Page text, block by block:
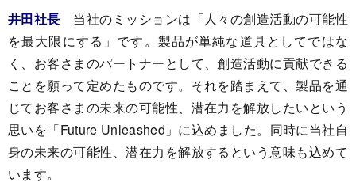
井田社長 当社のミッションは「人々の創造活動の可能性
を最大限にする」です。製品が単純な道具としてではな
く、お客さまのパートナーとして、創造活動に貢献できる
ことを願って定めたものです。それを踏まえて、製品を通
じてお客さまの未来の可能性、潜在力を解放したいという
思いを「Future Unleashed」に込めました。同時に当社自
身の未来の可能性、潜在力を解放するという意味も込めて
います。